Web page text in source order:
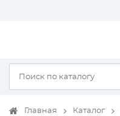
Главная Каталог